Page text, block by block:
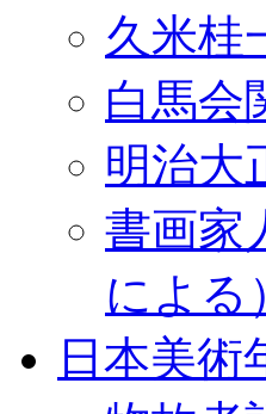
久米桂
白馬会
明治大
書画家
による
日本美術